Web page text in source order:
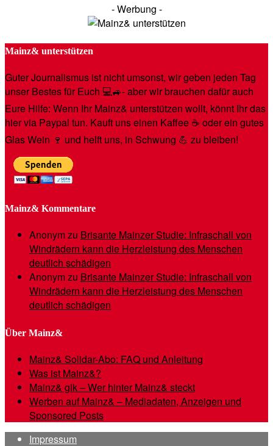
- Werbung -
Mainz& unterstützen
Guter Journalismus ist nicht umsonst, wir geben jeden Tag
unser Bestes für Euch 💻🚙- aber wir brauchen dafür auch
Eure Hilfe: Wenn Ihr Mainz& unterstützen wollt, könnt Ihr das
hier via Paypal tun. Kauft uns einen Kaffee ☕️ oder ein gutes
Glas Wein 🍷 und helft uns, in Schwung 💪 zu bleiben!
Mainz& Kommentare
Anonymzu Brisante Mainzer Studie: Infraschall von
Windrädern kann die Herzleistung des Menschen
deutlich schädigen
Anonymzu Brisante Mainzer Studie: Infraschall von
Windrädern kann die Herzleistung des Menschen
deutlich schädigen
Über Mainz&
Mainz& Solidar-Abo: FAQ und Anleitung
Was ist Mainz&?
Mainz& gik – Wer hinter Mainz& steckt
Werben auf Mainz& – Mediadaten, Anzeigen und
Sponsored Posts
Impressum